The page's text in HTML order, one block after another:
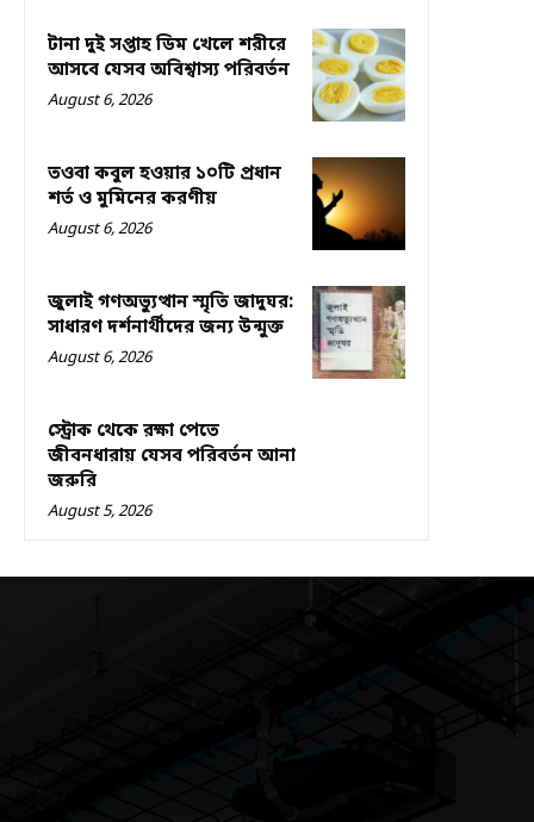
টানা দুই সপ্তাহ ডিম খেলে শরীরে
আসবে যেসব অবিশ্বাস্য পরিবর্তন
August 6, 2026
তওবা কবুল হওয়ার ১০টি প্রধান
শর্ত ও মুমিনের করণীয়
August 6, 2026
জুলাই গণঅভ্যুত্থান স্মৃতি জাদুঘর:
সাধারণ দর্শনার্থীদের জন্য উন্মুক্ত
August 6, 2026
স্ট্রোক থেকে রক্ষা পেতে
জীবনধারায় যেসব পরিবর্তন আনা
জরুরি
August 5, 2026